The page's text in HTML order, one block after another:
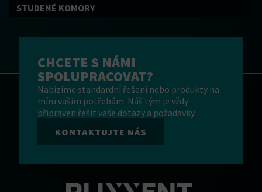
STUDENÉ KOMORY
CHCETE S NÁMI
SPOLUPRACOVAT?
Nabízíme standardní řešení nebo produkty na
míru vašim potřebám. Náš tým je vždy
připraven řešit vaše dotazy a požadavky.
KONTAKTUJTE NÁS